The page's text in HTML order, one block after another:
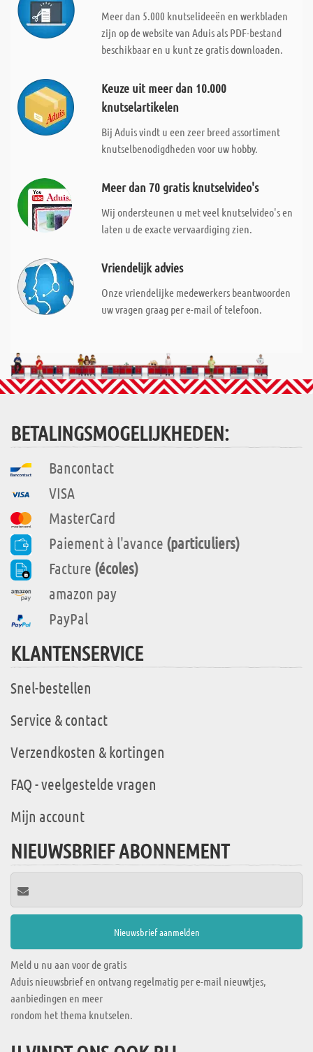
Meer dan 5.000 knutselideeën en werkbladen
zijn op de website van Aduis als PDF-bestand
beschikbaar en u kunt ze gratis downloaden.
Keuze uit meer dan 10.000
knutselartikelen
Bij Aduis vindt u een zeer breed assortiment
knutselbenodigdheden voor uw hobby.
Meer dan 70 gratis knutselvideo's
Wij ondersteunen u met veel knutselvideo's en
laten u de exacte vervaardiging zien.
Vriendelijk advies
Onze vriendelijke medewerkers beantwoorden
uw vragen graag per e-mail of telefoon.
BETALINGSMOGELIJKHEDEN:
Bancontact
VISA
MasterCard
Paiement à l'avance (particuliers)
Facture (écoles)
amazon pay
PayPal
KLANTENSERVICE
Snel-bestellen
Service & contact
Verzendkosten & kortingen
FAQ - veelgestelde vragen
Mijn account
NIEUWSBRIEF ABONNEMENT
Meld u nu aan voor de gratis
Aduis nieuwsbrief en ontvang regelmatig per e-mail nieuwtjes,
aanbiedingen en meer
rondom het thema knutselen.